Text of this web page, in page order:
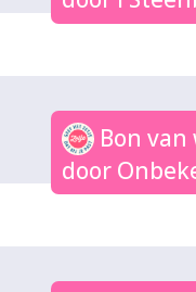
Bon
door